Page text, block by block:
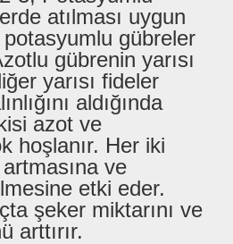
atılması uygun
gübreler
gübrenin yarısı
yarısı fideler
aldığında
azot ve
hoşlanır. Her iki
ve
etki eder.
şeker miktarını ve
arttırır.